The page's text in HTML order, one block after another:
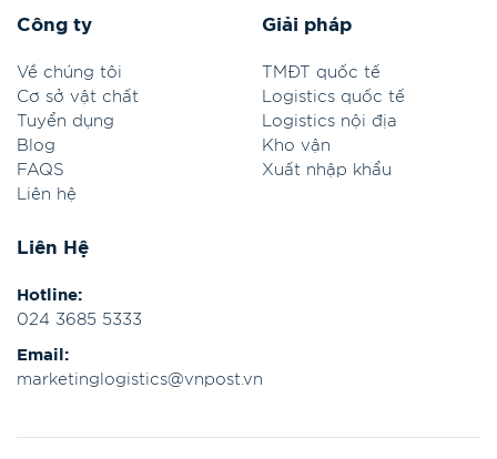
Liên Hệ
Hotline:
024 3685 5333
Email:
marketinglogistics@vnpost.vn
Công ty
Về chúng tôi
Cơ sở vật chất
Tuyển dụng
Blog
FAQS
Liên hệ
Giải pháp
TMĐT quốc tế
Logistics quốc tế
Logistics nội địa
Kho vận
Xuất nhập khẩu